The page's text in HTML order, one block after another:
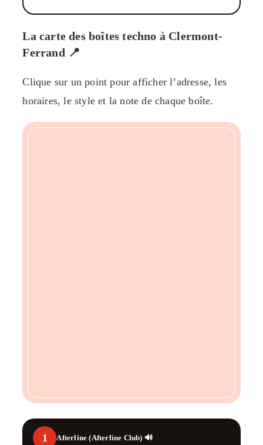
La carte des boîtes techno à Clermont-
Ferrand 📍
Clique sur un point pour afficher l’adresse, les
horaires, le style et la note de chaque boîte.
1 Afterline (Afterline Club) 🔊